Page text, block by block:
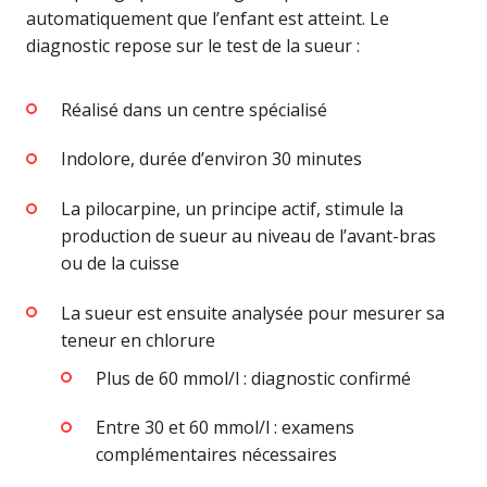
automatiquement que l’enfant est atteint. Le
diagnostic repose sur le test de la sueur :
Réalisé dans un centre spécialisé
Indolore, durée d’environ 30 minutes
La pilocarpine, un principe actif, stimule la
production de sueur au niveau de l’avant-bras
ou de la cuisse
La sueur est ensuite analysée pour mesurer sa
teneur en chlorure
Plus de 60 mmol/l : diagnostic confirmé
Entre 30 et 60 mmol/l : examens
complémentaires nécessaires